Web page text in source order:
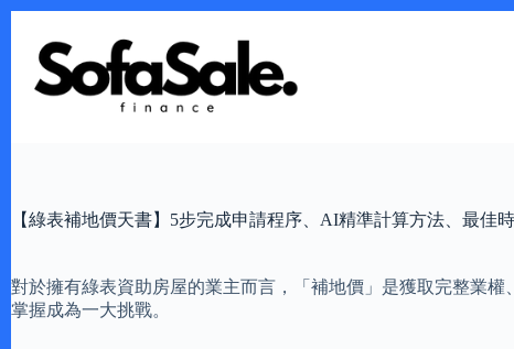
content
【綠表補地價天書】5步完成申請程序、AI精準計算方法、最佳
對於擁有綠表資助房屋的業主而言，「補地價」是獲取完整業
掌握成為一大挑戰。